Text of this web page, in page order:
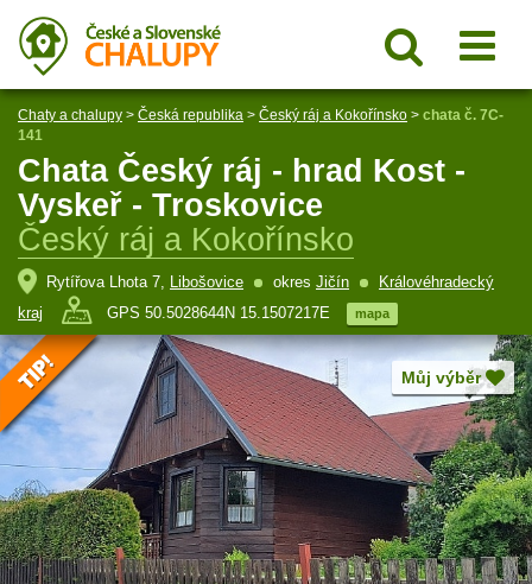
Chaty a chalupy > Česká republika > Český ráj a Kokořínsko > chata č. 7C-
141
Chata Český ráj - hrad Kost -
Vyskeř - Troskovice
Český ráj a Kokořínsko
Rytířova Lhota 7, Libošovice okres Jičín
Královéhradecký
kraj
GPS 50.5028644N 15.1507217E mapa
Můj výběr